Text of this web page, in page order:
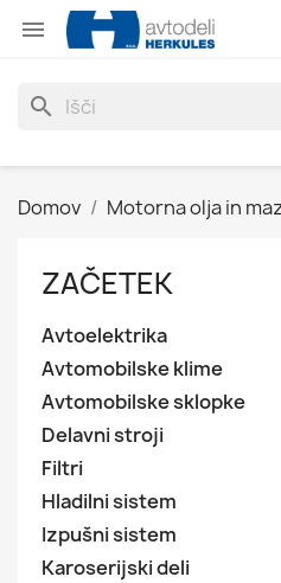

search
Domov Motorna olja in
ZAČETEK
Avtoelektrika
Avtomobilske klime
Avtomobilske sklopke
Delavni stroji
Filtri
Hladilni sistem
Izpušni sistem
Karoserijski deli